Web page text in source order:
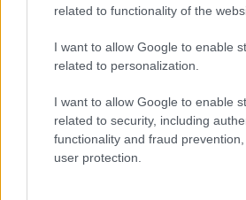
related to functionality of the
I want to allow Google to enable
related to personalization.
I want to allow Google to enable
related to security, including
functionality and fraud
user protection.
Situación financiera de la UDC: ¿Qué
Marta Ruiz · 1 Ago 2026
FINANCIACIÓN